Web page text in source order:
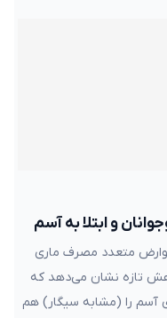
و ابتلا به آسم
متعدد مصرف ماری
تازه نشان می‌دهد که
آسم را (مشابه سیگار) هم